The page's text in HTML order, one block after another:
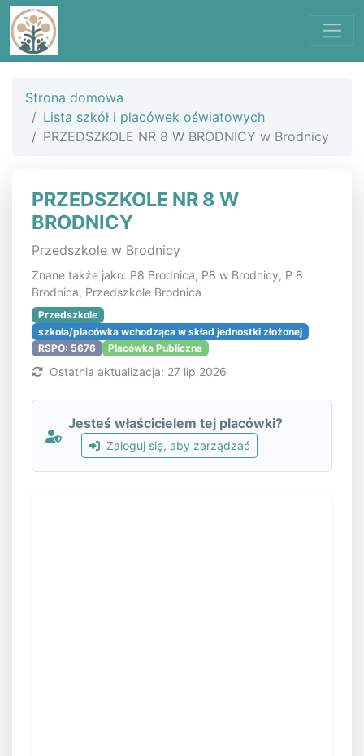
Strona domowa
Lista szkół i placówek oświatowych
PRZEDSZKOLE NR 8 W BRODNICY w Brodnicy
PRZEDSZKOLE NR 8 W
BRODNICY
Przedszkole w Brodnicy
Znane także jako: P8 Brodnica, P8 w Brodnicy, P 8
Brodnica, Przedszkole Brodnica
Przedszkole
szkoła/placówka wchodząca w skład jednostki złożonej
RSPO: 5676
Placówka Publiczna
Ostatnia aktualizacja: 27 lip 2026
Jesteś właścicielem tej placówki?
Zaloguj się, aby zarządzać